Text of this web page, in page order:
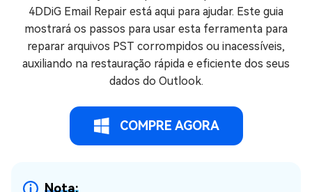
4DDiG Email Repair está aqui para ajudar. Este guia
mostrará os passos para usar esta ferramenta para
reparar arquivos PST corrompidos ou inacessíveis,
auxiliando na restauração rápida e eficiente dos seus
dados do Outlook.
COMPRE AGORA
Nota: